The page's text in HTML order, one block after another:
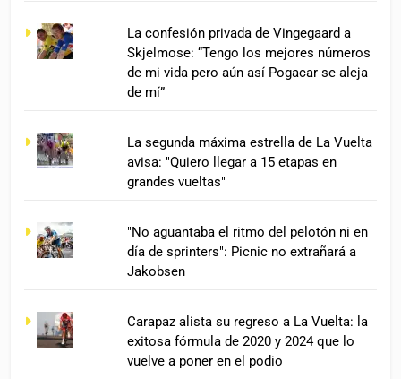
La confesión privada de Vingegaard a
Skjelmose: “Tengo los mejores números
de mi vida pero aún así Pogacar se aleja
de mí”
La segunda máxima estrella de La Vuelta
avisa: "Quiero llegar a 15 etapas en
grandes vueltas"
"No aguantaba el ritmo del pelotón ni en
día de sprinters": Picnic no extrañará a
Jakobsen
Carapaz alista su regreso a La Vuelta: la
exitosa fórmula de 2020 y 2024 que lo
vuelve a poner en el podio